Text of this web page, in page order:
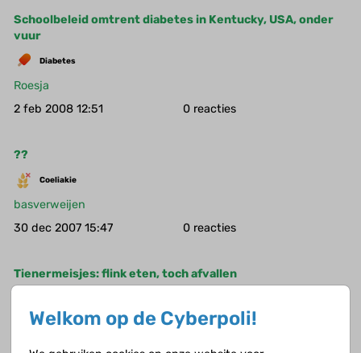
Diabetes
Schoolbeleid omtrent diabetes in Kentucky, USA, onder
vuur
Roesja
2 feb 2008 12:51
0
Coeliakie
??
basverweijen
30 dec 2007 15:47
0
Tienermeisjes: flink eten, toch afvallen
Roesja
25 nov 2007 11:55
Welkom op de Cyberpoli!